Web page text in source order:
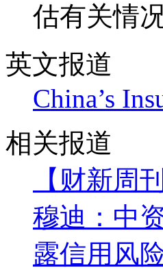
估有关情
英文报道
China’s
相关报道
【财新周
穆迪：中
露信用风